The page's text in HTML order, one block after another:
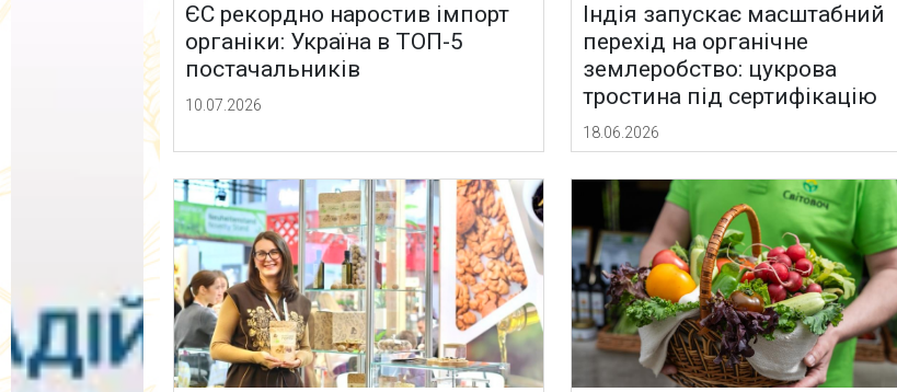
ЄС рекордно наростив імпорт
органіки: Україна в ТОП-5
постачальників
10.07.2026
Індія запускає масштабний
перехід на органічне
землеробство: цукрова
тростина під сертифікацію
18.06.2026